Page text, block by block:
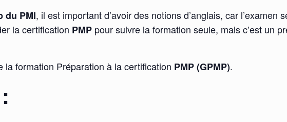
du PMI, il est important d’avoir des notions d’anglais, car l’examen
la certification PMP pour suivre la formation seule, mais c’est un
la formation Préparation à la certification PMP (GPMP).